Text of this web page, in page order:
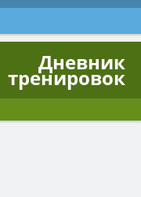
Дневник
тренировок